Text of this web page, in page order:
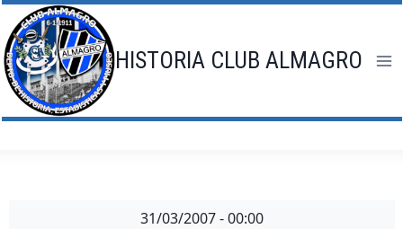
Saltar
al
contenido
HISTORIA CLUB ALMAGRO
31/03/2007 - 00:00